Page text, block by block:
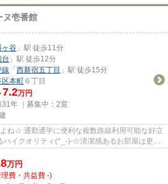
ヌ壱番館
ヶ谷 」駅 徒歩11分
台 」駅 徒歩12分
線 「西新宿五丁目 」駅 徒歩15分
区本町 ６丁目
7.2万円
年 ｜募集中： 2室
ね☆ 通勤通学に便利な複数路線利用可能な好立
イクオリティ(^_-)-☆清潔感あるお部屋は更に
万円
費・共益費 -)